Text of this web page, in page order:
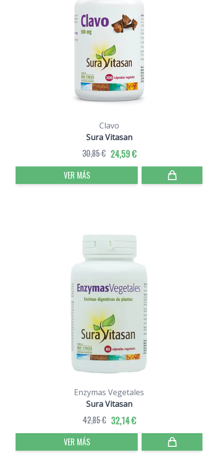
Clavo
Sura Vitasan
24,59 €
30,85 €
VER MÁS
Enzymas Vegetales
Sura Vitasan
32,14 €
42,85 €
VER MÁS